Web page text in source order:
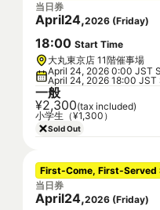
当日券
April24,2026 (Friday)
18:00 Start Time
大丸東京店 11階催事場
April 24, 2026 0:00 JST
April 24, 2026 18:00 JST
一般
¥2,300(tax included)
小学生（¥1,300）
Sold Out
First-Come, First-Served
当日券
April24,2026 (Friday)